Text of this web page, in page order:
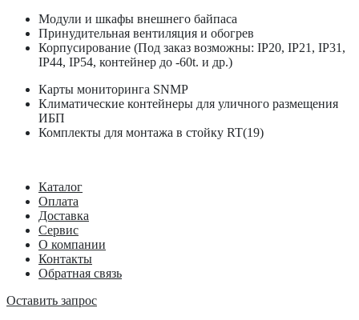
Модули и шкафы внешнего байпаса
Принудительная вентиляция и обогрев
Корпусирование (Под заказ возможны: IP20, IP21, IP31,
IP44, IP54, контейнер до -60t. и др.)
Карты мониторинга SNMP
Климатические контейнеры для уличного размещения
ИБП
Комплекты для монтажа в стойку RT(19)
Каталог
Оплата
Доставка
Сервис
О компании
Контакты
Обратная связь
Оставить запрос